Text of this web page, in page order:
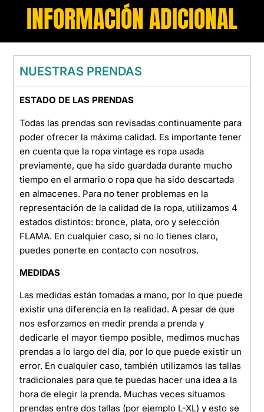
INFORMACIÓN ADICIONAL
NUESTRAS PRENDAS
ESTADO DE LAS PRENDAS
Todas las prendas son revisadas continuamente para
poder ofrecer la máxima calidad. Es importante tener
en cuenta que la ropa vintage es ropa usada
previamente, que ha sido guardada durante mucho
tiempo en el armario o ropa que ha sido descartada
en almacenes. Para no tener problemas en la
representación de la calidad de la ropa, utilizamos 4
estados distintos: bronce, plata, oro y selección
FLAMA. En cualquier caso, si no lo tienes claro,
puedes ponerte en contacto con nosotros.
MEDIDAS
Las medidas están tomadas a mano, por lo que puede
existir una diferencia en la realidad. A pesar de que
nos esforzamos en medir prenda a prenda y
dedicarle el mayor tiempo posible, medimos muchas
prendas a lo largo del día, por lo que puede existir un
error. En cualquier caso, también utilizamos las tallas
tradicionales para que te puedas hacer una idea a la
hora de elegir la prenda. Muchas veces situamos
prendas entre dos tallas (por ejemplo L-XL) y esto se